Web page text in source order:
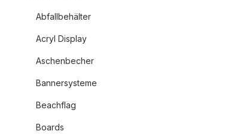
Abfallbehälter
Acryl Display
Aschenbecher
Bannersysteme
Beachflag
Boards